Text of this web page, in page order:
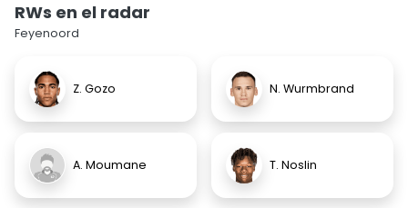
RWs en el radar
Feyenoord
Z. Gozo N. Wurmbrand
A. Moumane T. Noslin